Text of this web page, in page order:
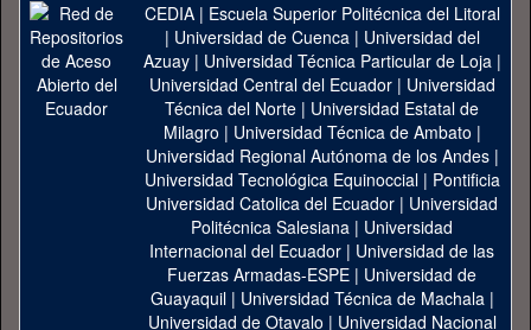
CEDIA| Escuela Superior Politécnica del Litoral
| Universidad de Cuenca| Universidad del
Azuay| Universidad Técnica Particular de Loja|
Universidad Central del Ecuador| Universidad
Técnica del Norte | Universidad Estatal de
Milagro | Universidad Técnica de Ambato |
Universidad Regional Autónoma de los Andes|
Universidad Tecnológica Equinoccial| Pontificia
Universidad Catolica del Ecuador | Universidad
Politécnica Salesiana | Universidad
Internacional del Ecuador | Universidad de las
Fuerzas Armadas-ESPE | Universidad de
Guayaquil| Universidad Técnica de Machala|
Universidad de Otavalo | Universidad Nacional